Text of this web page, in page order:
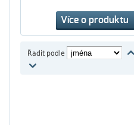
Více o produktu
Řadit podle